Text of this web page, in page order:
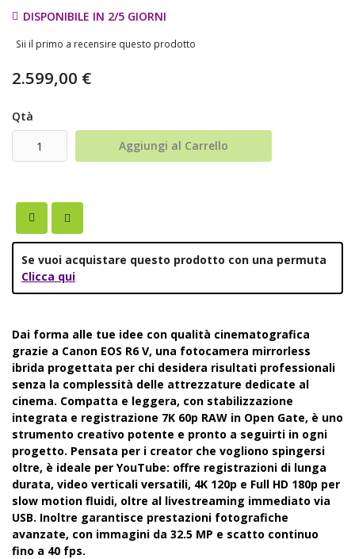
DISPONIBILE IN 2/5 GIORNI
Sii il primo a recensire questo prodotto
2.599,00 €
Qtà
Aggiungi al Carrello
Se vuoi acquistare questo prodotto con una permuta
Clicca qui
Dai forma alle tue idee con qualità cinematografica
grazie a Canon EOS R6 V, una fotocamera mirrorless
ibrida progettata per chi desidera risultati professionali
senza la complessità delle attrezzature dedicate al
cinema. Compatta e leggera, con stabilizzazione
integrata e registrazione 7K 60p RAW in Open Gate, è uno
strumento creativo potente e pronto a seguirti in ogni
progetto. Pensata per i creator che vogliono spingersi
oltre, è ideale per YouTube: offre registrazioni di lunga
durata, video verticali versatili, 4K 120p e Full HD 180p per
slow motion fluidi, oltre al livestreaming immediato via
USB. Inoltre garantisce prestazioni fotografiche
avanzate, con immagini da 32.5 MP e scatto continuo
fino a 40 fps.